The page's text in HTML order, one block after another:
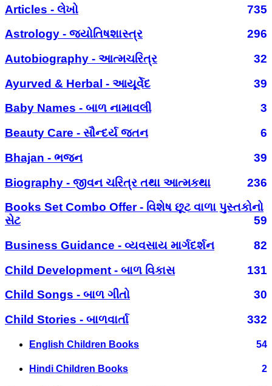
Articles - લેખો
735
Astrology - જ્યોતિષશાસ્ત્ર
296
Autobiography - આત્મચરિત્ર
32
Ayurved & Herbal - આયૂર્વેદ
39
Baby Names - બાળ નામાવલી
3
Beauty Care - સૌન્દર્ય જતન
6
Bhajan - ભજન
39
Biography - જીવન ચરિત્ર તથા આત્મકથા
236
Books Set Combo Offer - વિશેષ છૂટ વાળા પુસ્તકોનો
સેટ
59
Business Guidance - વ્યવસાય માર્ગદર્શન
82
Child Development - બાળ વિકાસ
131
Child Songs - બાળ ગીતો
30
Child Stories - બાળવાર્તા
332
English Children Books 54
Hindi Children Books 2